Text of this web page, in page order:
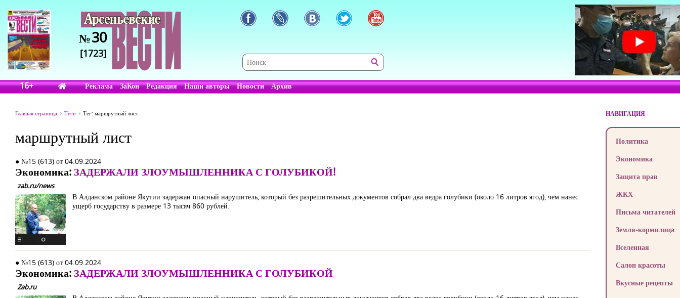
№30
[1723]
16+ Реклама ЗаКон Редакция Наши авторы Новости Архив
Главная страница Теги Тег: маршрутный лист
маршрутный лист
● №15 (613) от 04.09.2024
Экономика: ЗАДЕРЖАЛИ ЗЛОУМЫШЛЕННИКА С ГОЛУБИКОЙ!
zab.ru/news
В Алданском районе Якутии задержан опасный нарушитель, который без разрешительных документов собрал два ведра голубики (около 16 литров ягод), чем нанес
ущерб государству в размере 13 тысяч 860 рублей.
● №15 (613) от 04.09.2024
Экономика: ЗАДЕРЖАЛИ ЗЛОУМЫШЛЕННИКА С ГОЛУБИКОЙ
Zab.ru
НАВИГАЦИЯ
Политика
Экономика
Защита прав
ЖКХ
Письма читателей
Земля-кормилица
Вселенная
Салон красоты
Вкусные рецепты